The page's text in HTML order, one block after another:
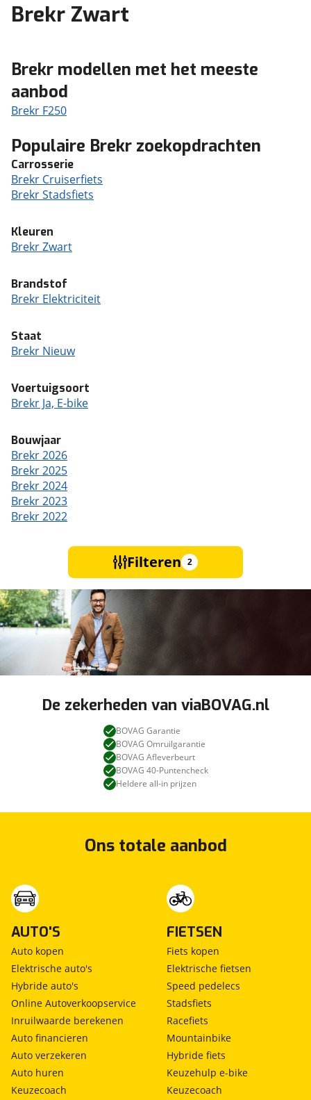
Brekr Zwart
Brekr modellen met het meeste
aanbod
Brekr F250
Populaire Brekr zoekopdrachten
Carrosserie
Brekr Cruiserfiets
Brekr Stadsfiets
Kleuren
Brekr Zwart
Brandstof
Brekr Elektriciteit
Staat
Brekr Nieuw
Voertuigsoort
Brekr Ja, E-bike
Bouwjaar
Brekr 2026
Brekr 2025
Brekr 2024
Brekr 2023
Brekr 2022
Filteren 2
De zekerheden van viaBOVAG.nl
BOVAG Garantie
BOVAG Omruilgarantie
BOVAG Afleverbeurt
BOVAG 40-Puntencheck
Heldere all-in prijzen
Ons totale aanbod
AUTO'S
Auto kopen
Elektrische auto's
Hybride auto's
Online Autoverkoopservice
Inruilwaarde berekenen
Auto financieren
Auto verzekeren
Auto huren
Keuzecoach
FIETSEN
Fiets kopen
Elektrische fietsen
Speed pedelecs
Stadsfiets
Racefiets
Mountainbike
Hybride fiets
Keuzehulp e-bike
Keuzecoach